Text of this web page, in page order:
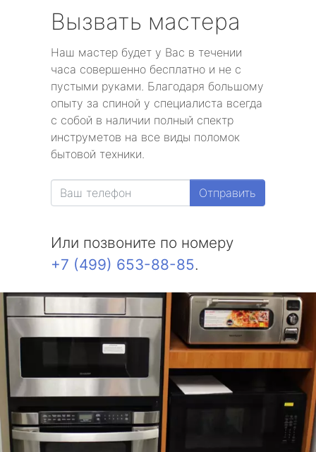
Вызвать мастера
Наш мастер будет у Вас в течении
часа совершенно бесплатно и не с
пустыми руками. Благодаря большому
опыту за спиной у специалиста всегда
с собой в наличии полный спектр
инструметов на все виды поломок
бытовой техники.
Отправить
Или позвоните по номеру
+7 (499) 653-88-85.